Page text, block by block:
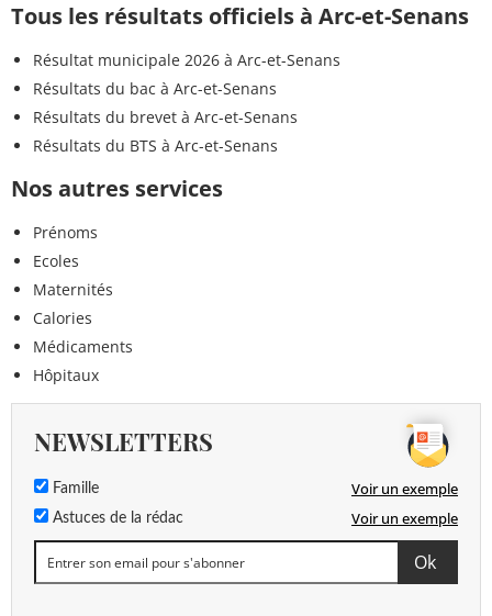
Tous les résultats officiels à Arc-et-Senans
Résultat municipale 2026 à Arc-et-Senans
Résultats du bac à Arc-et-Senans
Résultats du brevet à Arc-et-Senans
Résultats du BTS à Arc-et-Senans
Nos autres services
Prénoms
Ecoles
Maternités
Calories
Médicaments
Hôpitaux
NEWSLETTERS
Famille Voir un exemple
Astuces de la rédac Voir un exemple